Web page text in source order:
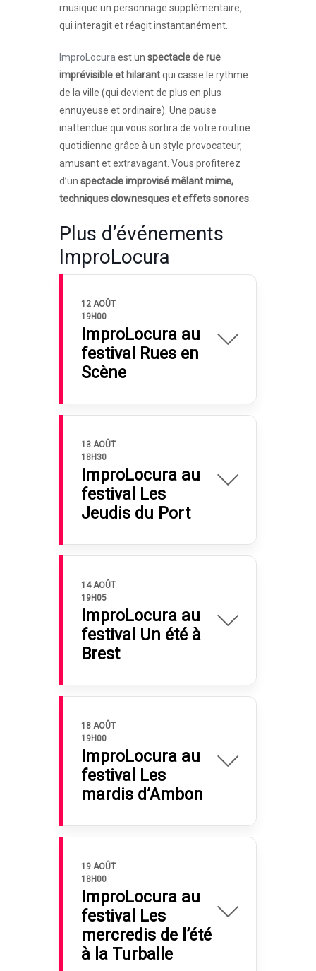
musique un personnage supplémentaire,
qui interagit et réagit instantanément.
ImproLocuraest un spectacle de rue
imprévisible et hilarantqui casse le rythme
de la ville (qui devient de plus en plus
ennuyeuse et ordinaire). Une pause
inattendue qui vous sortira de votre routine
quotidienne grâce à un style provocateur,
amusant et extravagant. Vous profiterez
d’un spectacle improvisé mêlant mime,
techniques clownesques et effets sonores.
Plus d’événements
ImproLocura
12 AOÛT
19H00
ImproLocura au
festival Rues en
Scène
13 AOÛT
18H30
ImproLocura au
festival Les
Jeudis du Port
14 AOÛT
19H05
ImproLocura au
festival Un été à
Brest
18 AOÛT
19H00
ImproLocura au
festival Les
mardis d’Ambon
19 AOÛT
18H00
ImproLocura au
festival Les
mercredis de l’été
à la Turballe